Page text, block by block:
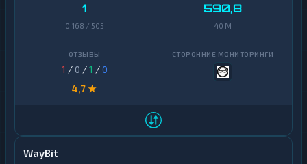
1
0,168 / 505
590,8
40 M
1 / 0 /1 /0
4,7 ★
WayBit